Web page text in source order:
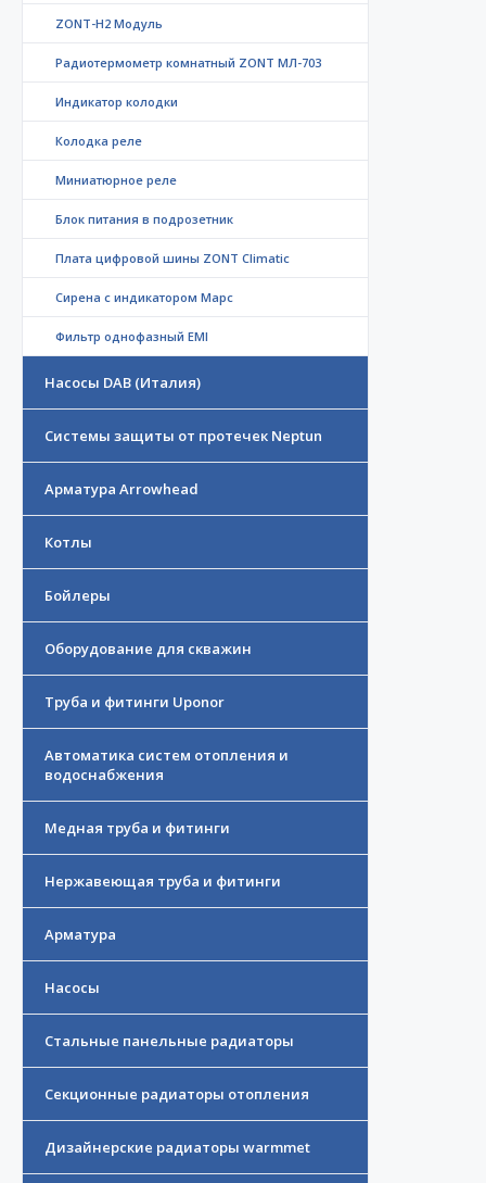
ZONT-H2 Модуль
Радиотермометр комнатный ZONT МЛ-703
Индикатор колодки
Колодка реле
Миниатюрное реле
Блок питания в подрозетник
Плата цифровой шины ZONT Climatic
Сирена с индикатором Марс
Фильтр однофазный EMI
Насосы DAB (Италия)
Системы защиты от протечек Neptun
Арматура Arrowhead
Котлы
Бойлеры
Оборудование для скважин
Труба и фитинги Uponor
Автоматика систем отопления и
водоснабжения
Медная труба и фитинги
Нержавеющая труба и фитинги
Арматура
Насосы
Стальные панельные радиаторы
Секционные радиаторы отопления
Дизайнерские радиаторы warmmet